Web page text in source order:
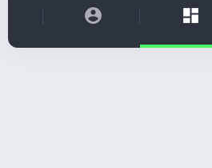
account_circle dashboard